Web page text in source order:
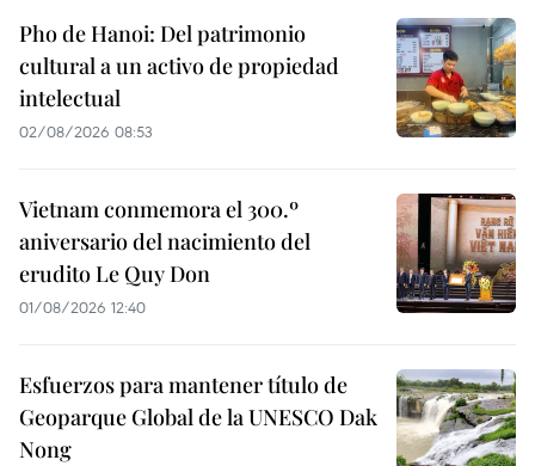
Pho de Hanoi: Del patrimonio
cultural a un activo de propiedad
intelectual
02/08/2026 08:53
Vietnam conmemora el 300.º
aniversario del nacimiento del
erudito Le Quy Don
01/08/2026 12:40
Esfuerzos para mantener título de
Geoparque Global de la UNESCO Dak
Nong